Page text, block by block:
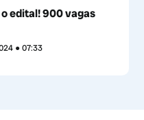
edital! 900 vagas
07:33